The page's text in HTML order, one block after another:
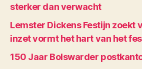
sterker dan verwacht
Lemster Dickens Festijn zoekt
inzet vormt het hart van het
150 Jaar Bolswarder